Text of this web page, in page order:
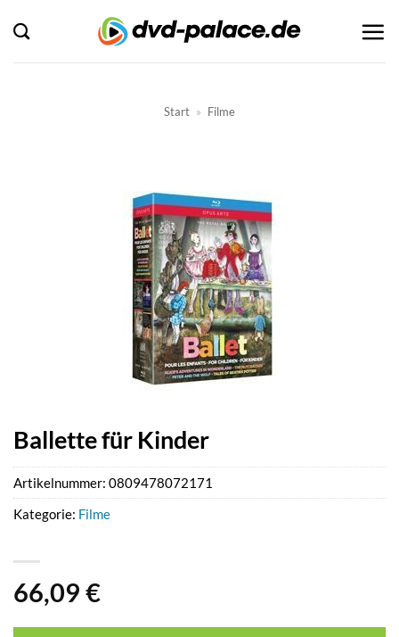
Inhalt
springen
Start » Filme
Ballette für Kinder
66,09 €
Artikelnummer: 0809478072171
Kategorie: Filme